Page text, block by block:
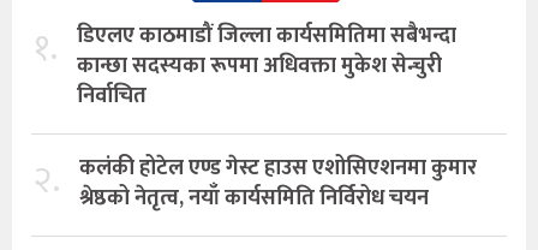
१. डिएलए काठमाडौं जिल्ला कार्यसमितिमा सबैभन्दा
कान्छा सदस्यका रूपमा अधिवक्ता मुकेश सेन्चुरी
निर्वाचित
२. कलंकी होटेल एण्ड गेस्ट हाउस एशोसिएशनमा कुमार
श्रेष्ठको नेतृत्व, नयाँ कार्यसमिति निर्विरोध चयन